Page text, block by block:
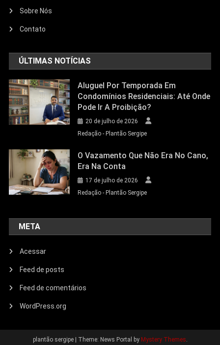
Sobre Nós
Contato
ÚLTIMAS NOTÍCIAS
Aluguel Por Temporada Em
Condomínios Residenciais: Até Onde
Pode Ir A Proibição?
20 de julho de 2026
Redação - Plantão Sergipe
O Vazamento Que Não Era No Cano,
Era Na Conta
17 de julho de 2026
Redação - Plantão Sergipe
META
Acessar
Feed de posts
Feed de comentários
WordPress.org
plantão sergipe | Theme: News Portal by Mystery Themes